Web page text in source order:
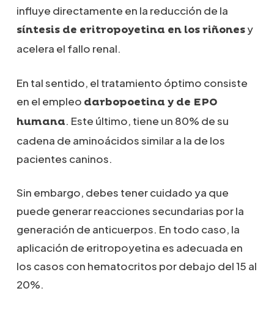
influye directamente en la reducción de la
síntesis de eritropoyetina en los riñonesy
acelera el fallo renal.
En tal sentido, el tratamiento óptimo consiste
en el empleo darbopoetina y de EPO
humana. Este último, tiene un 80% de su
cadena de aminoácidos similar a la de los
pacientes caninos.
Sin embargo, debes tener cuidado ya que
puede generar reacciones secundarias por la
generación de anticuerpos. En todo caso, la
aplicación de eritropoyetina es adecuada en
los casos con hematocritos por debajo del 15 al
20%.